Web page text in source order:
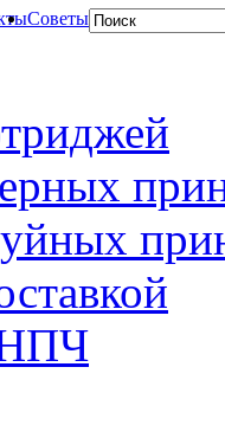
Советы